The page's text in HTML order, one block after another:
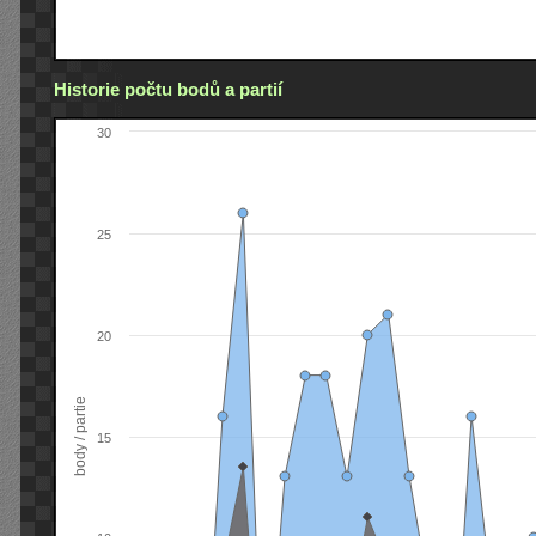
Historie počtu bodů a partií
body / partie 15
20
25
30